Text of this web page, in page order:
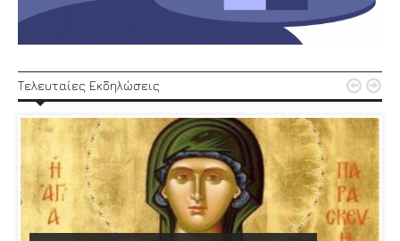
Τελευταίες Εκδηλώσεις  